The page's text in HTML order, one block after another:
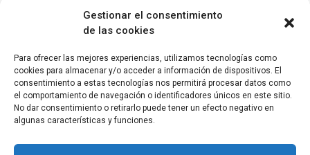
Gestionar el consentimiento
de las cookies
Para ofrecer las mejores experiencias, utilizamos tecnologías como
cookies para almacenar y/o acceder a información de dispositivos. El
consentimiento a estas tecnologías nos permitirá procesar datos como
el comportamiento de navegación o identificadores únicos en este sitio.
No dar consentimiento o retirarlo puede tener un efecto negativo en
algunas características y funciones.
SEMLEX EUROPE S.A.
Avenue Brugmann 384
BE 0465.959.690